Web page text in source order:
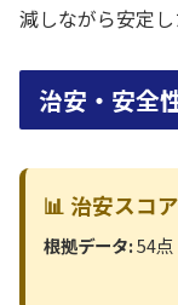
減しながら安定
治安・安全
📊 治安スコ
根拠データ:54点